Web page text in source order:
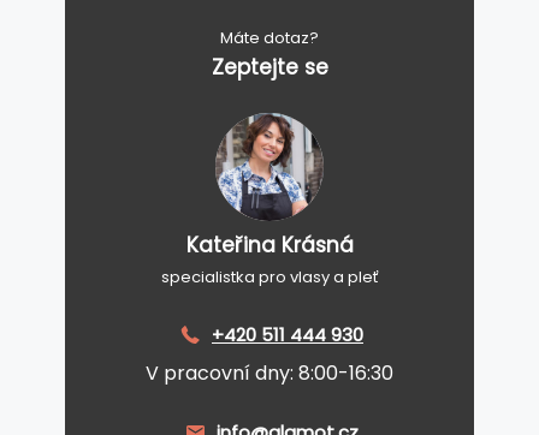
Máte dotaz?
Zeptejte se
Kateřina Krásná
specialistka pro vlasy a pleť
+420 511 444 930
V pracovní dny: 8:00-16:30